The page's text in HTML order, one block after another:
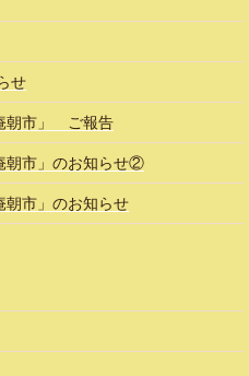
せ
朝市」 ご報告
朝市」のお知らせ②
朝市」のお知らせ